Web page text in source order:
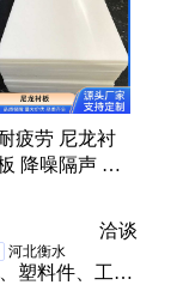
疲劳 尼龙衬
降噪隔声 降
磨材料 生产厂
洽谈
河北衡水
塑料件、工程